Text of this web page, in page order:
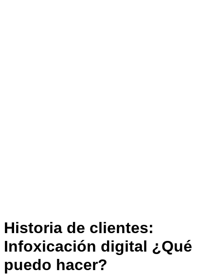
Historia de clientes:
Infoxicación digital ¿Qué
puedo hacer?